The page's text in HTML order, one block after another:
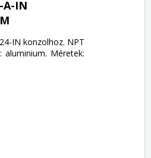
A-IN
IN konzolhoz. NPT
aluminium. Méretek: